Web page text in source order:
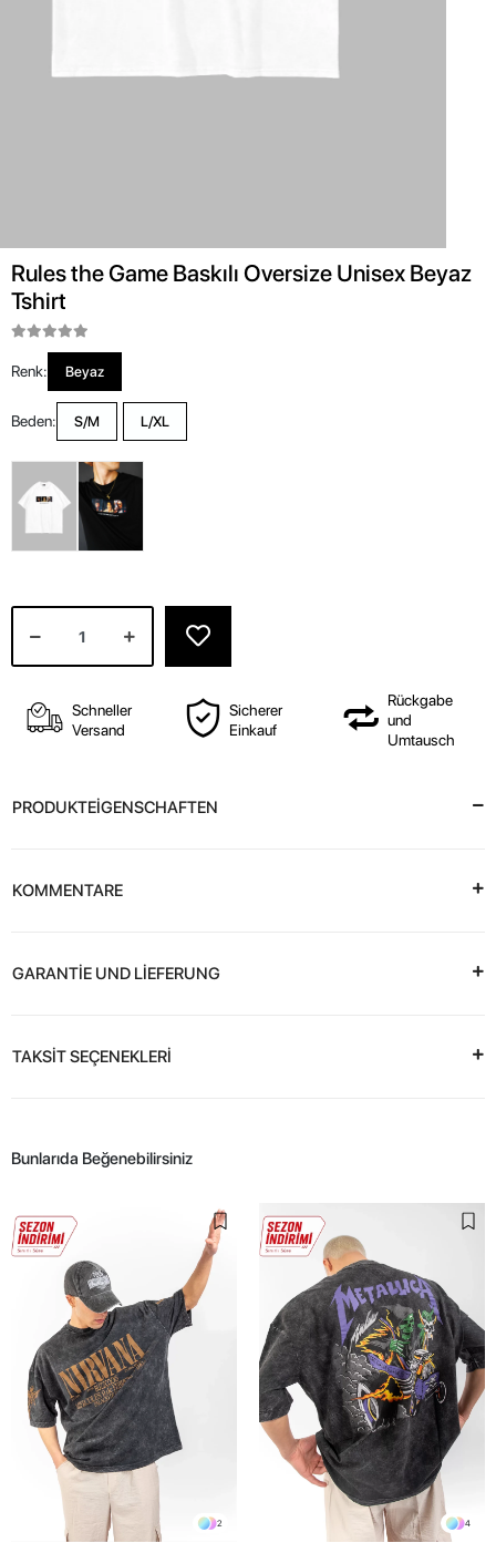
Rules the Game Baskılı Oversize Unisex Beyaz
Tshirt
Renk: Beyaz
Beden: S/M L/XL
Schneller
Versand
Sicherer
Einkauf
Rückgabe
und
Umtausch
PRODUKTEİGENSCHAFTEN
KOMMENTARE
GARANTİE UND LİEFERUNG
TAKSİT SEÇENEKLERİ
Bunlarıda Beğenebilirsiniz
2 4